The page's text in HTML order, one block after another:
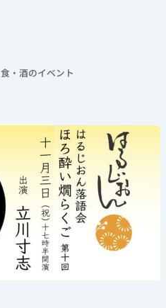
食・酒のイベント